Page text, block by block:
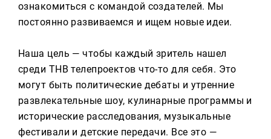
ознакомиться с командой создателей. Мы
постоянно развиваемся и ищем новые идеи.
Наша цель — чтобы каждый зритель нашел
среди ТНВ телепроектов что-то для себя. Это
могут быть политические дебаты и утренние
развлекательные шоу, кулинарные программы и
исторические расследования, музыкальные
фестивали и детские передачи. Все это —